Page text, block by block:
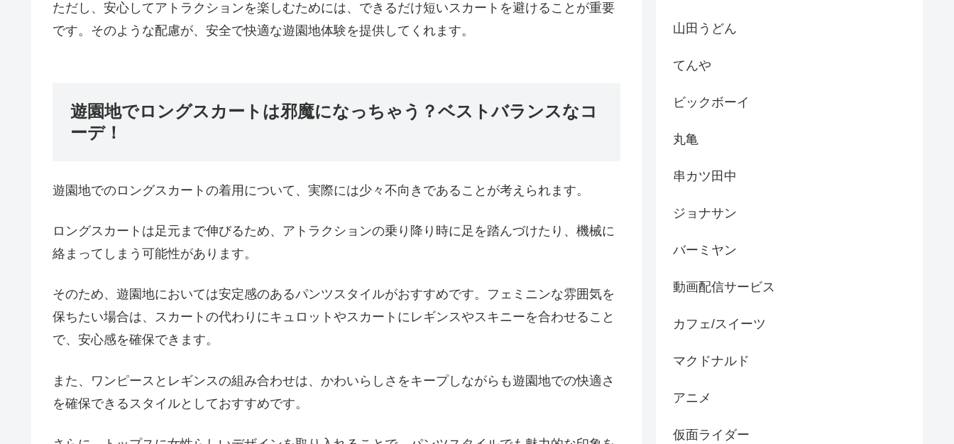
ただし、安心してアトラクションを楽しむためには、できるだけ短いスカートを避けることが重要
です。そのような配慮が、安全で快適な遊園地体験を提供してくれます。
遊園地でロングスカートは邪魔になっちゃう？ベストバランスなコ
ーデ！
遊園地でのロングスカートの着用について、実際には少々不向きであることが考えられます。
ロングスカートは足元まで伸びるため、アトラクションの乗り降り時に足を踏んづけたり、機械に
絡まってしまう可能性があります。
そのため、遊園地においては安定感のあるパンツスタイルがおすすめです。フェミニンな雰囲気を
保ちたい場合は、スカートの代わりにキュロットやスカートにレギンスやスキニーを合わせること
で、安心感を確保できます。
また、ワンピースとレギンスの組み合わせは、かわいらしさをキープしながらも遊園地での快適さ
を確保できるスタイルとしておすすめです。
山田うどん
てんや
ビックボーイ
丸亀
串カツ田中
ジョナサン
バーミヤン
動画配信サービス
カフェ/スイーツ
マクドナルド
アニメ
仮面ライダー